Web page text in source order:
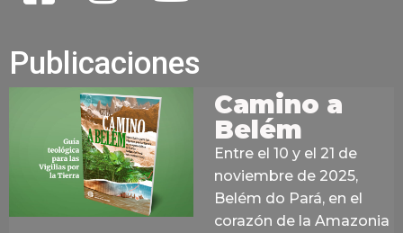
Publicaciones
Camino a
Belém
Entre el 10 y el 21 de
noviembre de 2025,
Belém do Pará, en el
corazón de la Amazonia